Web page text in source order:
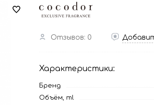
Отзывов: 0
Характеристики:
Бренд
Объём, ml